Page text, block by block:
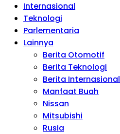
Internasional
Teknologi
Parlementaria
Lainnya
Berita Otomotif
Berita Teknologi
Berita Internasional
Manfaat Buah
Nissan
Mitsubishi
Rusia